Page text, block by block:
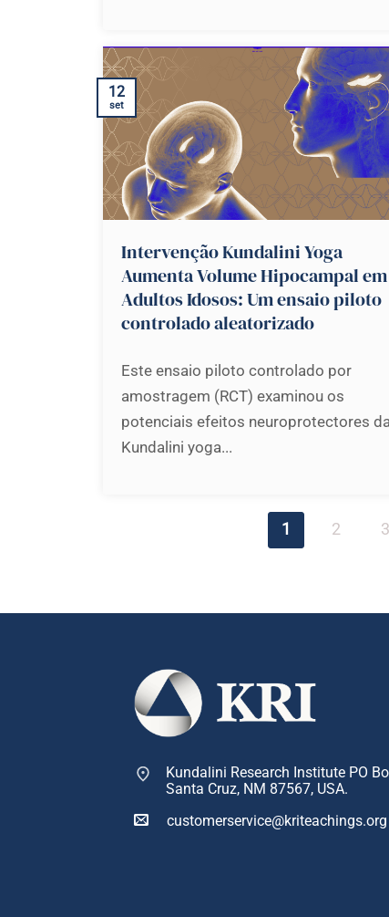
Intervenção Kundalini Yoga
Aumenta Volume Hipocampal em
Adultos Idosos: Um ensaio piloto
controlado aleatorizado
Este ensaio piloto controlado por
amostragem (RCT) examinou os
potenciais efeitos neuroprotectores
Kundalini yoga...
12
set
1 2 3
Kundalini Research Institute PO
Santa Cruz, NM 87567, USA.
customerservice@kriteachings.org